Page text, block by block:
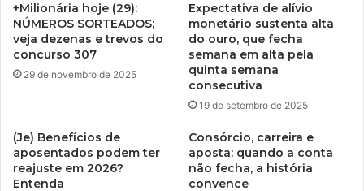
+Milionária hoje (29):
NÚMEROS SORTEADOS;
veja dezenas e trevos do
concurso 307
29 de novembro de 2025
Expectativa de alívio
monetário sustenta alta
do ouro, que fecha
semana em alta pela
quinta semana
consecutiva
19 de setembro de 2025
(Je) Benefícios de
aposentados podem ter
reajuste em 2026?
Entenda
Consórcio, carreira e
aposta: quando a conta
não fecha, a história
convence